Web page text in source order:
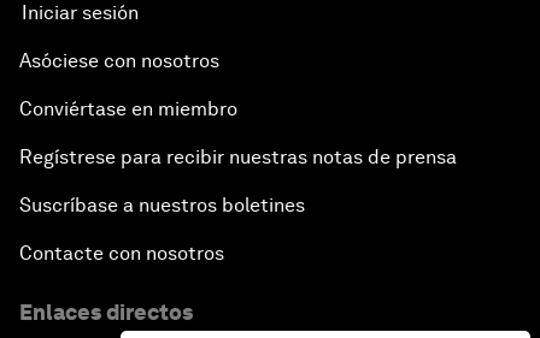
Iniciar sesión
Asóciese con nosotros
Conviértase en miembro
Regístrese para recibir nuestras notas de prensa
Suscríbase a nuestros boletines
Contacte con nosotros
Enlaces directos